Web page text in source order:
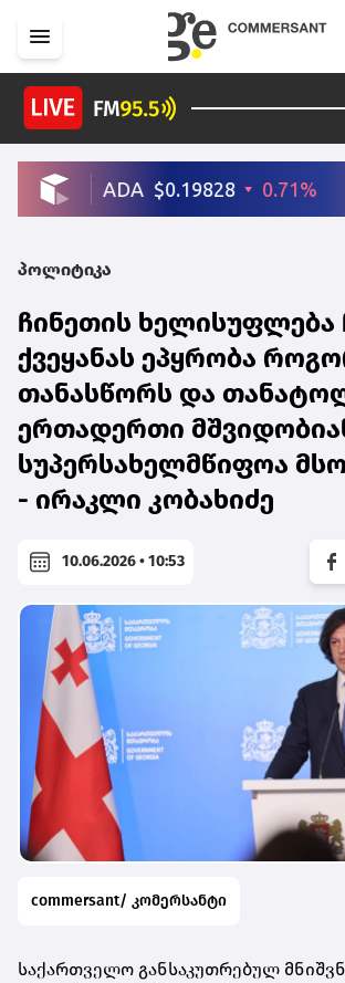
პოლიტიკა
ჩინეთის ხელისუფლება
ქვეყანას ეპყრობა
თანასწორს და
ერთადერთი
სუპერსახელმწიფოა
- ირაკლი კობახიძე
10.06.2026 • 10:53
commersant/ კომერსანტი
საქართველო განსაკუთრებულ